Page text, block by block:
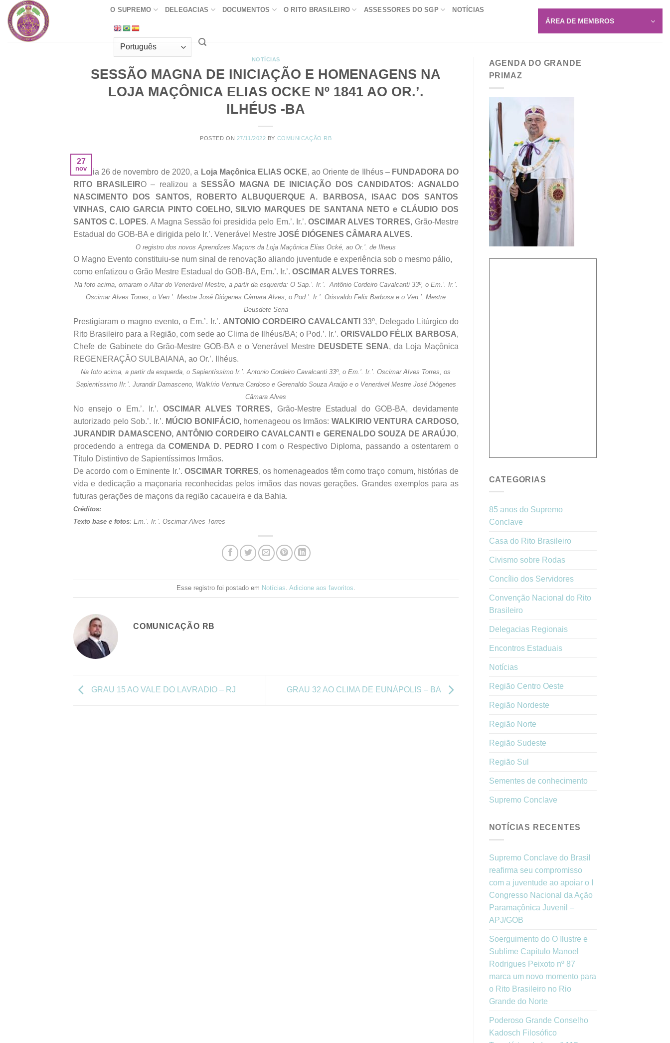
Skip
content
O SUPREMO DELEGACIAS DOCUMENTOS O RITO BRASILEIRO ASSESSORES DO SGP NOTÍCIAS
ÁREA DE MEMBROS
NOTÍCIAS
SESSÃO MAGNA DE INICIAÇÃO E HOMENAGENS NA
LOJA MAÇÔNICA ELIAS OCKE Nº 1841 AO OR.’.
ILHÉUS -BA
POSTED ON 27/11/2022 BY COMUNICAÇÃO RB
27
nov
No dia 26 de novembro de 2020, a Loja Maçônica ELIAS OCKE, ao Oriente de Ilhéus – FUNDADORA DO
RITO BRASILEIRO – realizou aSESSÃO MAGNA DE INICIAÇÃO DOS CANDIDATOS: AGNALDO
NASCIMENTO DOS SANTOS, ROBERTO ALBUQUERQUE A. BARBOSA, ISAAC DOS SANTOS
VINHAS, CAIO GARCIA PINTO COELHO, SILVIO MARQUES DE SANTANA NETO e CLÁUDIO DOS
SANTOS C. LOPES. A Magna Sessão foi presidida pelo Em.’. Ir.’. OSCIMAR ALVES TORRES, Grão-Mestre
Estadual do GOB-BA e dirigida pelo Ir.’. Venerável Mestre JOSÉ DIÓGENES CÂMARA ALVES.
O registro dos novos Aprendizes Maçons da Loja Maçônica Elias Ocké, ao Or.’. de Ilheus
O Magno Evento constituiu-se num sinal de renovação aliando juventude e experiência sob o mesmo pálio,
como enfatizou o Grão Mestre Estadual do GOB-BA, Em.’. Ir.’. OSCIMAR ALVES TORRES.
Na foto acima, ornaram o Altar do Venerável Mestre, a partir da esquerda: O Sap.’. Ir.’. Antônio Cordeiro Cavalcanti 33º, o Em.’. Ir.’.
Oscimar Alves Torres, o Ven.’. Mestre José Diógenes Câmara Alves, o Pod.’. Ir.’. Orisvaldo Felix Barbosa e o Ven.’. Mestre
Deusdete Sena
Prestigiaram o magno evento, o Em.’. Ir.’. ANTONIO CORDEIRO CAVALCANTI 33º, Delegado Litúrgico do
Rito Brasileiro para a Região, com sede ao Clima de Ilhéus/BA; o Pod.’. Ir.’.ORISVALDO FÉLIX BARBOSA,
Chefe de Gabinete do Grão-Mestre GOB-BA e o Venerável Mestre DEUSDETE SENA, da Loja Maçônica
REGENERAÇÃO SULBAIANA, ao Or.’. Ilhéus.
Na foto acima, a partir da esquerda, o Sapientíssimo Ir.’. Antonio Cordeiro Cavalcanti 33º, o Em.’. Ir.’. Oscimar Alves Torres, os
Sapientíssimo IIr.’. Jurandir Damasceno, Walkírio Ventura Cardoso e Gerenaldo Souza Araújo e o Venerável Mestre José Diógenes
Câmara Alves
No ensejo o Em.’. Ir.’.OSCIMAR ALVES TORRES, Grão-Mestre Estadual do GOB-BA, devidamente
autorizado pelo Sob.’. Ir.’. MÚCIO BONIFÁCIO, homenageou os Irmãos: WALKIRIO VENTURA CARDOSO,
JURANDIR DAMASCENO, ANTÔNIO CORDEIRO CAVALCANTI e GERENALDO SOUZA DE ARAÚJO,
procedendo a entrega daCOMENDA D. PEDRO I
com o Respectivo Diploma, passando a ostentarem o
Título Distintivo de Sapientíssimos Irmãos.
De acordo com o Eminente Ir.’.OSCIMAR TORRES, os homenageados têm como traço comum, histórias de
vida e dedicação a maçonaria reconhecidas pelos irmãos das novas gerações. Grandes exemplos para as
futuras gerações de maçons da região cacaueira e da Bahia.
Créditos:
Texto base e fotos: Em.’. Ir.’. Oscimar Alves Torres
Esse registro foi postado em Notícias. Adicione aos favoritos.
COMUNICAÇÃO RB
GRAU 15 AO VALE DO LAVRADIO – RJ GRAU 32 AO CLIMA DE EUNÁPOLIS – BA
AGENDA DO GRANDE
PRIMAZ
CATEGORIAS
85 anos do Supremo
Conclave
Casa do Rito Brasileiro
Civismo sobre Rodas
Concílio dos Servidores
Convenção Nacional do Rito
Brasileiro
Delegacias Regionais
Encontros Estaduais
Notícias
Região Centro Oeste
Região Nordeste
Região Norte
Região Sudeste
Região Sul
Sementes de conhecimento
Supremo Conclave
NOTÍCIAS RECENTES
Supremo Conclave do Brasil
reafirma seu compromisso
com a juventude ao apoiar o I
Congresso Nacional da Ação
Paramaçônica Juvenil –
APJ/GOB
Soerguimento do O Ilustre e
Sublime Capítulo Manoel
Rodrigues Peixoto nº 87
marca um novo momento para
o Rito Brasileiro no Rio
Grande do Norte
Poderoso Grande Conselho
Kadosch Filosófico